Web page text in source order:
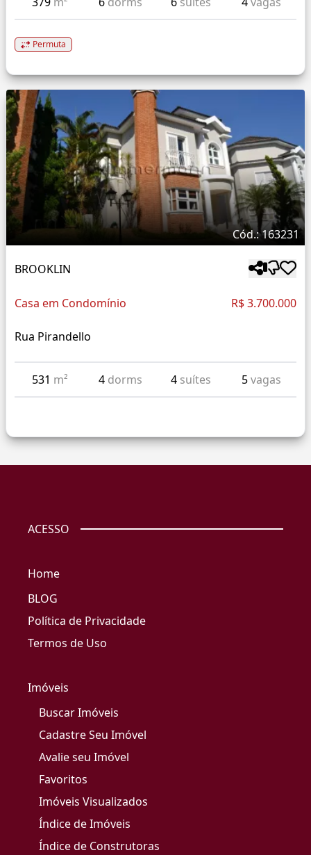
Permuta
Cód.: 163231
BROOKLIN
Casa em Condomínio R$ 3.700.000
Rua Pirandello
531 m² 4 dorms 4 suítes 5vagas
ACESSO
Home
BLOG
Política de Privacidade
Termos de Uso
Imóveis
Buscar Imóveis
Cadastre Seu Imóvel
Avalie seu Imóvel
Favoritos
Imóveis Visualizados
Índice de Imóveis
Índice de Construtoras